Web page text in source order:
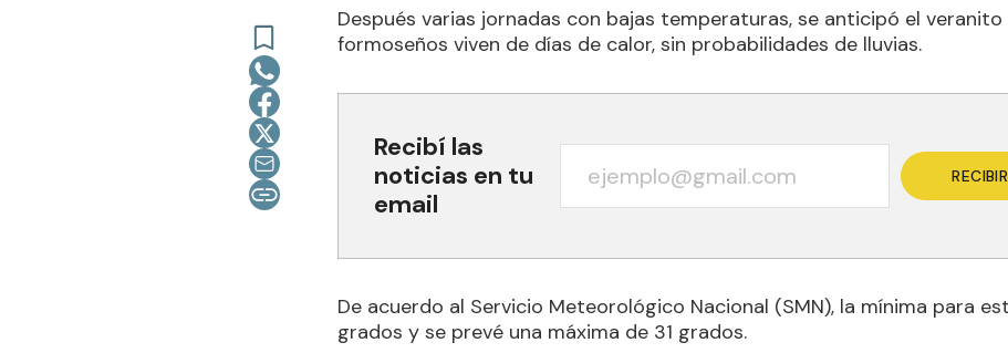
Después varias jornadas con bajas temperaturas, se anticipó el veranito
formoseños viven de días de calor, sin probabilidades de lluvias.
Recibí las
noticias en tu
email
De acuerdo al Servicio Meteorológico Nacional (SMN), la mínima para
grados y se prevé una máxima de 31 grados.